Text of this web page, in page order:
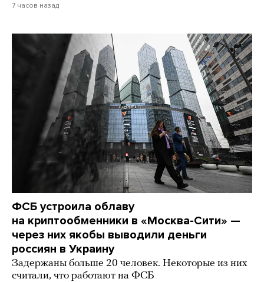
7 часов назад
ФСБ устроила облаву
на криптообменники в «Москва-Сити» —
через них якобы выводили деньги
россиян в Украину
Задержаны больше 20 человек. Некоторые из них
считали, что работают на ФСБ